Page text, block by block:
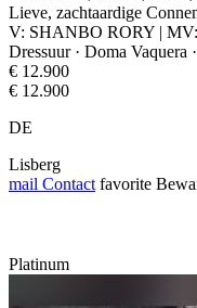
Lieve, zachtaardige
V: SHANBO RORY |
Dressuur · Doma Vaquera
€ 12.900
€ 12.900
DE
Lisberg
mail Contact favorite
Platinum